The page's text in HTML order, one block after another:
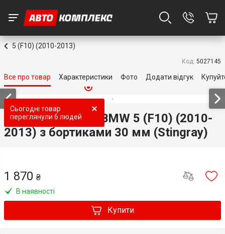
5 (F10) (2010-2013)
Код: 5027145
Все про товар Характеристики Фото Додати відгук
Сьогодні товар
переглянули 6 людей
3D килимки для BMW 5 (F10) (2010-
2013) з бортиками 30 мм (Stingray)
1 870 ₴
В наявності
Купити